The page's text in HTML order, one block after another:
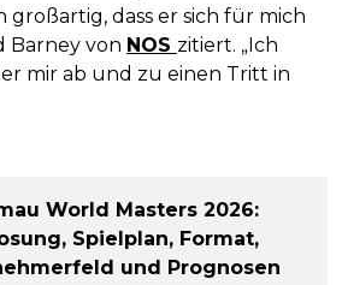
großartig, dass er sich für mich
Barney von NOS zitiert. „Ich
mir ab und zu einen Tritt in
World Masters 2026:
Spielplan, Format,
und Prognosen